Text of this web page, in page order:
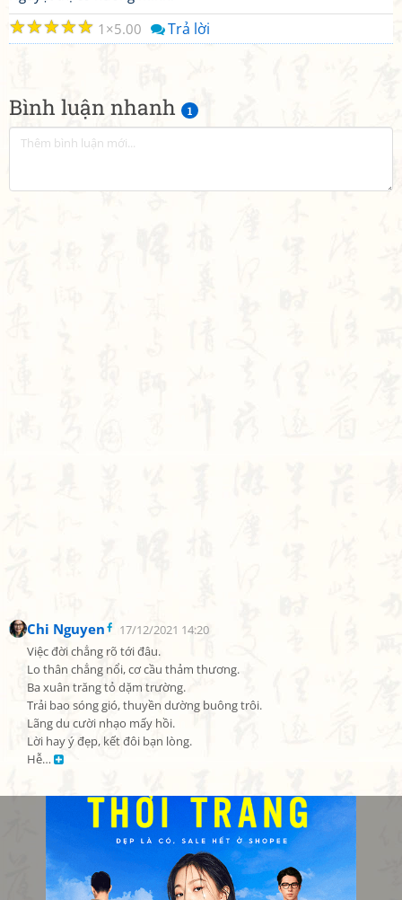
Bình luận nhanh 1
Chi Nguyen
17/12/2021 14:20
Việc đời chẳng rõ tới đâu.
Lo thân chẳng nổi, cơ cầu thảm thương.
Ba xuân trăng tỏ dặm trường.
Trải bao sóng gió, thuyền dường buông trôi.
Lãng du cười nhạo mấy hồi.
Lời hay ý đẹp, kết đôi bạn lòng.
Hễ…
☆
☆
☆
☆
☆ 1 5.00 Trả lời